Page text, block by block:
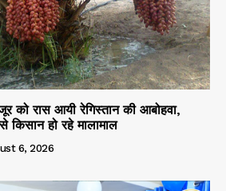
को रास आयी रेगिस्तान की आबोहवा,
किसान हो रहे मालामाल
6, 2026